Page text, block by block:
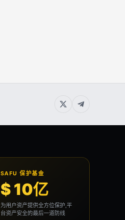
SAFU 保护基金
$ 10亿
为用户资产提供全方位保护,平
台资产安全的最后一道防线